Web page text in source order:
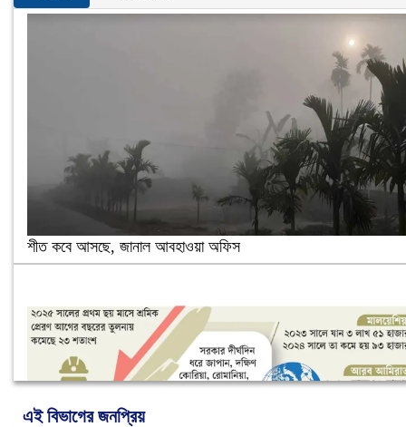
শীত কবে আসছে, জানাল আবহাওয়া অফিস
এই বিভাগের জনপ্রিয়